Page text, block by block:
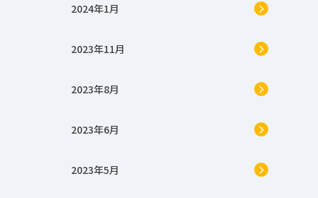
2024年1月
2023年11月
2023年8月
2023年6月
2023年5月